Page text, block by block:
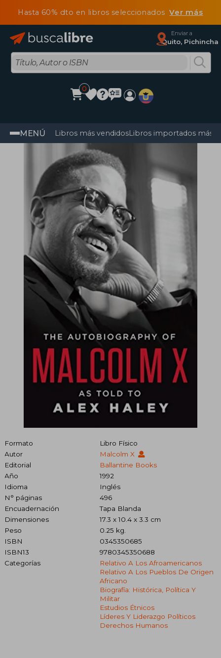
Hasta 60% dto en libros seleccionadosVer más
Enviar a
Quito, Pichincha
0
MENÚ Libros más vendidosLibros importados más
Formato
Libro Físico
Autor
Malcolm X
Editorial
Ballantine Books
Año
1992
Idioma
Inglés
N° páginas
496
Encuadernación
Tapa Blanda
Dimensiones
17.3 x 10.4 x 3.3 cm
Peso
0.25 kg.
ISBN
0345350685
ISBN13
9780345350688
Categorías
Relativo A Los Afroamericanos
Relativo A Los Pueblos De Origen
Africano
Biografía: Histórica, Política Y
Militar
Estudios Étnicos
Líderes Y Liderazgo Políticos
Derechos Humanos